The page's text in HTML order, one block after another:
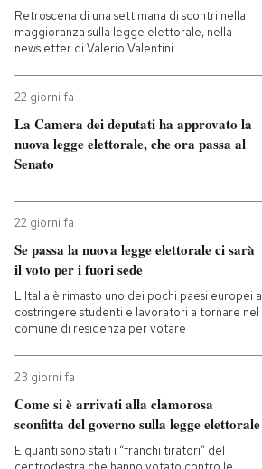
Retroscena di una settimana di scontri nella
maggioranza sulla legge elettorale, nella
newsletter di Valerio Valentini
22 giorni fa
La Camera dei deputati ha approvato la
nuova legge elettorale, che ora passa al
Senato
22 giorni fa
Se passa la nuova legge elettorale ci sarà
il voto per i fuori sede
L'Italia è rimasto uno dei pochi paesi europei a
costringere studenti e lavoratori a tornare nel
comune di residenza per votare
23 giorni fa
Come si è arrivati alla clamorosa
sconfitta del governo sulla legge elettorale
E quanti sono stati i “franchi tiratori” del